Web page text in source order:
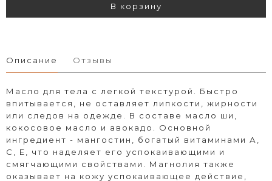
В корзину
Описание Отзывы
Масло для тела с легкой текстурой. Быстро
впитывается, не оставляет липкости, жирности
или следов на одежде. В составе масло ши,
кокосовое масло и авокадо. Основной
ингредиент - мангостин, богатый витаминами А,
С, Е, что наделяет его успокаивающими и
смягчающими свойствами. Магнолия также
оказывает на кожу успокаивающее действие,